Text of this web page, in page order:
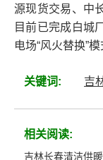
源现货交易、中
目前已完成白城
电场“风火替换”
关键词: 吉
相关阅读:
吉林长春清洁供